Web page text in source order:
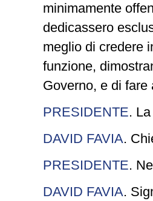
minimamente
dedicassero
meglio di credere
funzione,
Governo, e di
PRESIDENTE.
DAVID FAVIA.
PRESIDENTE.
DAVID FAVIA.